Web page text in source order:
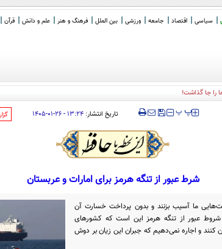
سیاسی اقتصاد جامعه ورزشی بین الملل فرهنگ و هنر علم و دانش قرآن
را جا گذاشت!
‍‍‍ پ پ تاریخ انتشار:۱۳:۲۴ - ۲۶-۰۱-۱۴۰۵
شرط عبور از تنگه هرمز برای امارات و عربستان
ما آسیب بزنند و بدون پرداخت خسارت آن
شروط عبور از تنگه هرمز این است که کشورهای
کنند و اجاره نمی‌دهیم که جبران این زیان بر دوش